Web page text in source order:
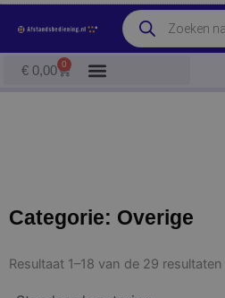
Ga
naar
de
inhoud
Producten
zoeken
€ 0,00 0
Winkelwagen
Categorie: Overige
Resultaat 1–18 van de 29